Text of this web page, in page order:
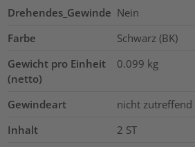
Drehendes_Gewinde Nein
Farbe
Schwarz (BK)
Gewicht pro Einheit
(netto)
0.099 kg
Gewindeart
nicht zutreffend
Inhalt
2 ST